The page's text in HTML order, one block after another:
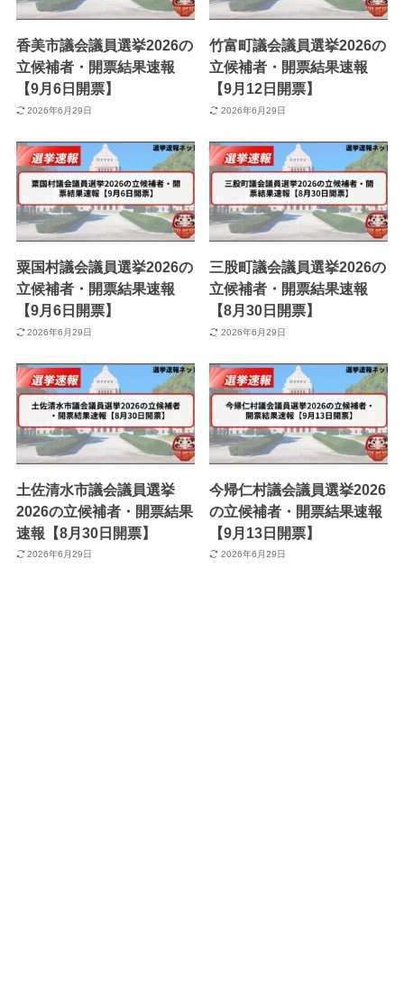
香美市議会議員選挙2026の
立候補者・開票結果速報
【9月6日開票】
2026年6月29日
竹富町議会議員選挙2026の
立候補者・開票結果速報
【9月12日開票】
2026年6月29日
粟国村議会議員選挙2026の
立候補者・開票結果速報
【9月6日開票】
2026年6月29日
三股町議会議員選挙2026の
立候補者・開票結果速報
【8月30日開票】
2026年6月29日
土佐清水市議会議員選挙
2026の立候補者・開票結果
速報【8月30日開票】
2026年6月29日
今帰仁村議会議員選挙2026
の立候補者・開票結果速報
【9月13日開票】
2026年6月29日